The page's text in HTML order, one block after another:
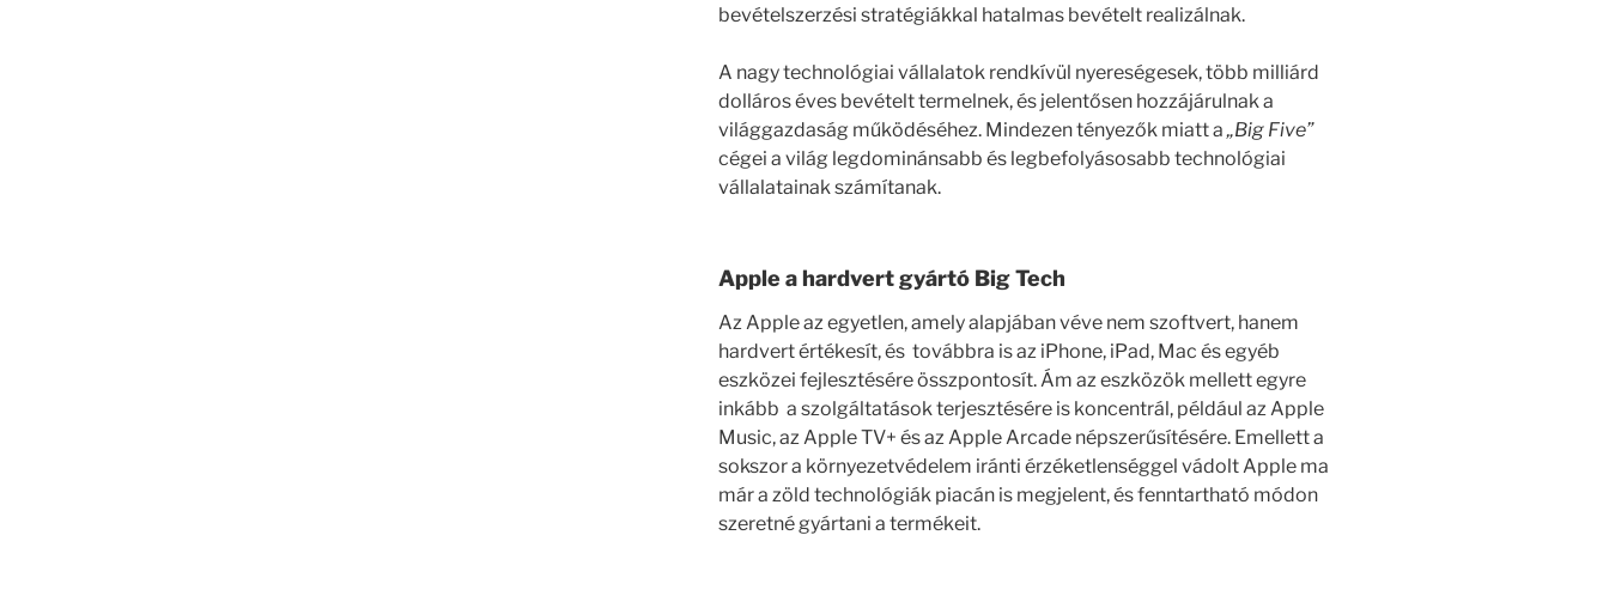
bevételszerzési stratégiákkal hatalmas bevételt realizálnak.
A nagy technológiai vállalatok rendkívül nyereségesek, több milliárd
dolláros éves bevételt termelnek, és jelentősen hozzájárulnak a
világgazdaság működéséhez. Mindezen tényezők miatt a„Big Five”
cégei a világ legdominánsabb és legbefolyásosabb technológiai
vállalatainak számítanak.
Apple a hardvert gyártó Big Tech
Az Apple az egyetlen, amely alapjában véve nem szoftvert, hanem
hardvert értékesít, és továbbra is az iPhone, iPad, Mac és egyéb
eszközei fejlesztésére összpontosít. Ám az eszközök mellett egyre
inkább a szolgáltatások terjesztésére is koncentrál, például az Apple
Music, az Apple TV+ és az Apple Arcade népszerűsítésére. Emellett a
sokszor a környezetvédelem iránti érzéketlenséggel vádolt Apple ma
már a zöld technológiák piacán is megjelent, és fenntartható módon
szeretné gyártani a termékeit.